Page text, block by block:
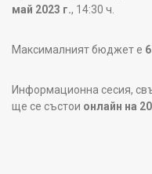
май 2023 г., 14:30 ч.
Максималният бюджет е
Информационна сесия,
ще се състои онлайн на